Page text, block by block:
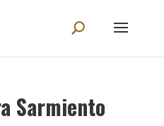
Sarmiento